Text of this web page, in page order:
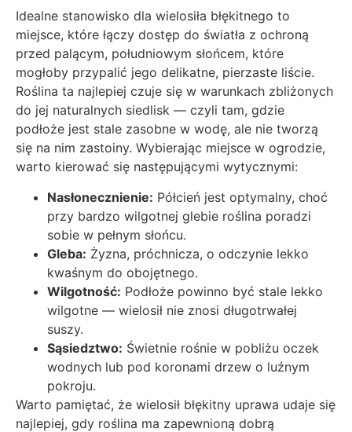
Idealne stanowisko dla wielosiła błękitnego to
miejsce, które łączy dostęp do światła z ochroną
przed palącym, południowym słońcem, które
mogłoby przypalić jego delikatne, pierzaste liście.
Roślina ta najlepiej czuje się w warunkach zbliżonych
do jej naturalnych siedlisk — czyli tam, gdzie
podłoże jest stale zasobne w wodę, ale nie tworzą
się na nim zastoiny. Wybierając miejsce w ogrodzie,
warto kierować się następującymi wytycznymi:
Nasłonecznienie: Półcień jest optymalny, choć
przy bardzo wilgotnej glebie roślina poradzi
sobie w pełnym słońcu.
Gleba: Żyzna, próchnicza, o odczynie lekko
kwaśnym do obojętnego.
Wilgotność: Podłoże powinno być stale lekko
wilgotne — wielosił nie znosi długotrwałej
suszy.
Sąsiedztwo: Świetnie rośnie w pobliżu oczek
wodnych lub pod koronami drzew o luźnym
pokroju.
Warto pamiętać, że wielosił błękitny uprawa udaje się
najlepiej, gdy roślina ma zapewnioną dobrą